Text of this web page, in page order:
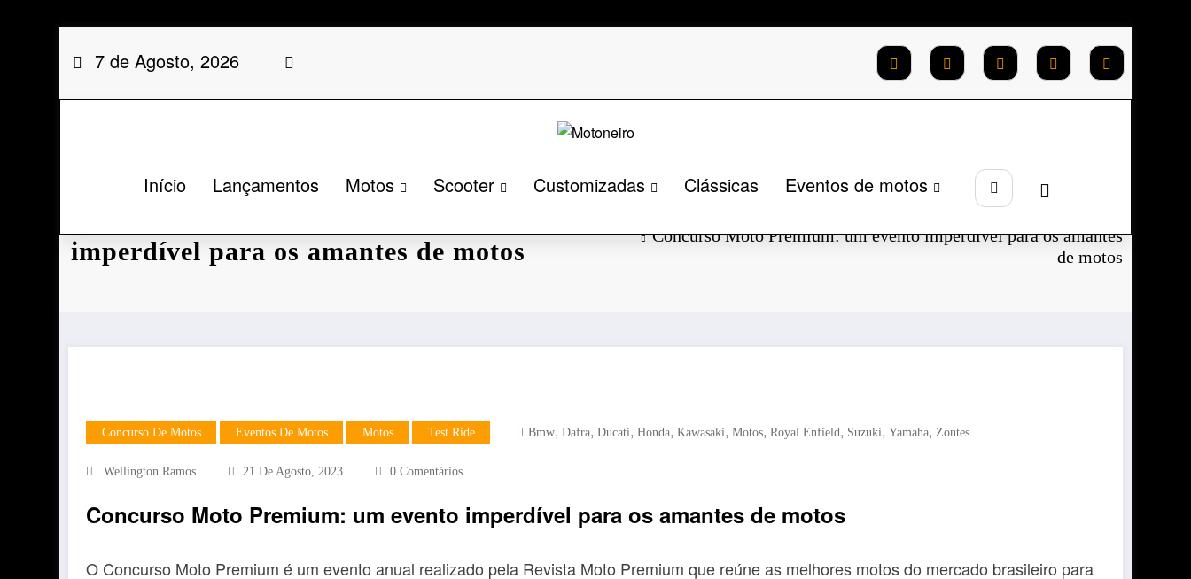
para
conteúdo
7 de Agosto, 2026
Início Lançamentos Motos Scooter Customizadas Clássicas Eventos de motos
imperdível para os amantes de motos
Concurso Moto Premium: um evento imperdível para os amantes
de motos
Concurso De Motos Eventos De Motos Motos Test Ride Bmw, Dafra, Ducati, Honda, Kawasaki, Motos, Royal Enfield, Suzuki, Yamaha, Zontes
Wellington Ramos 21 De Agosto, 2023 0 Comentários
Concurso Moto Premium: um evento imperdível para os amantes de motos
O Concurso Moto Premium é um evento anual realizado pela Revista Moto Premium que reúne as melhores motos do mercado brasileiro para